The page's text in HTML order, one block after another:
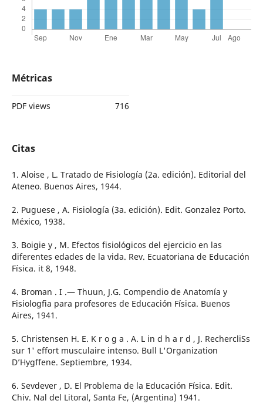
Métricas
PDF views 716
Citas
1. Aloise , L. Tratado de Fisiología (2a. edición). Editorial del
Ateneo. Buenos Aires, 1944.
2. Puguese , A. Fisiología (3a. edición). Edit. Gonzalez Porto.
México, 1938.
3. Boigie y , M. Efectos fisiológicos del ejercicio en las
diferentes edades de la vida. Rev. Ecuatoriana de Educación
Física. it 8, 1948.
4. Broman . I .— Thuun, J.G. Compendio de Anatomía y
Fisiologfia para profesores de Educación Física. Buenos
Aires, 1941.
5. Christensen H. E. K r o g a . A. L in d h a r d , J. RechercliSs
sur 1' effort musculaire intenso. Bull L'Organization
D’Hygffene. Septiembre, 1934.
6. Sevdever , D. El Problema de la Educación Física. Edit.
Chiv. Nal del Litoral, Santa Fe, (Argentina) 1941.